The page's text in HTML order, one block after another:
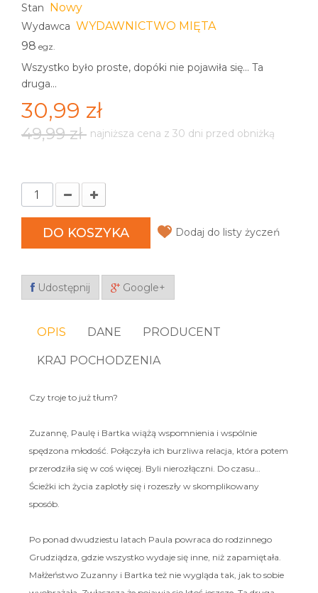
Stan Nowy
Wydawca WYDAWNICTWO MIĘTA
98 egz.
Wszystko było proste, dopóki nie pojawiła się... Ta
druga...
30,99 zł
49,99 zł najniższa cena z 30 dni przed obniżką
DO KOSZYKA Dodaj do listy życzeń
Udostępnij Google+
OPIS DANE PRODUCENT
KRAJ POCHODZENIA
Czy troje to już tłum?
Zuzannę, Paulę i Bartka wiążą wspomnienia i wspólnie
spędzona młodość. Połączyła ich burzliwa relacja, która potem
przerodziła się w coś więcej. Byli nierozłączni. Do czasu…
Ścieżki ich życia zaplotły się i rozeszły w skomplikowany
sposób.
Po ponad dwudziestu latach Paula powraca do rodzinnego
Grudziądza, gdzie wszystko wydaje się inne, niż zapamiętała.
Małżeństwo Zuzanny i Bartka też nie wygląda tak, jak to sobie